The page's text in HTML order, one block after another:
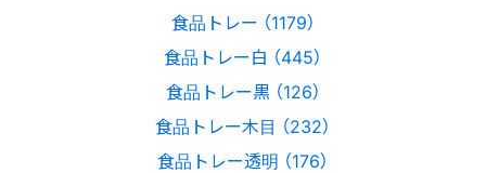
食品トレー （1179）
食品トレー白 （445）
食品トレー黒 （126）
食品トレー木目 （232）
食品トレー透明 （176）